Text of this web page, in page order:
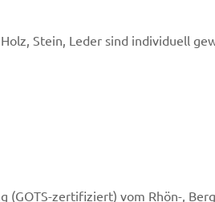
Stein, Leder sind individuell
zertifiziert) vom Rhön-,